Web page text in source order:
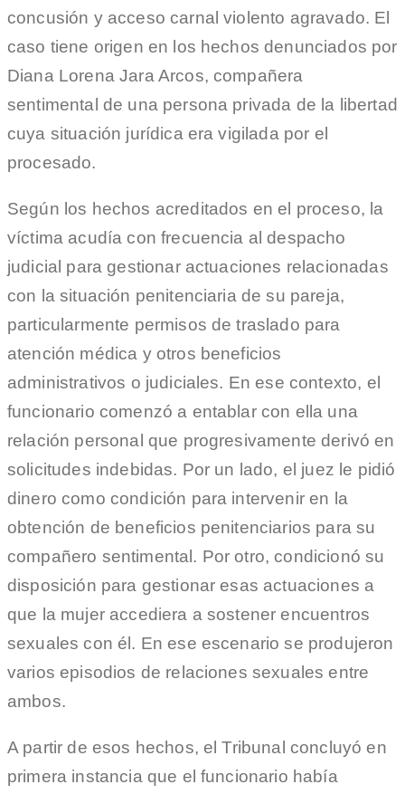
concusión y acceso carnal violento agravado. El
caso tiene origen en los hechos denunciados por
Diana Lorena Jara Arcos, compañera
sentimental de una persona privada de la libertad
cuya situación jurídica era vigilada por el
procesado.
Según los hechos acreditados en el proceso, la
víctima acudía con frecuencia al despacho
judicial para gestionar actuaciones relacionadas
con la situación penitenciaria de su pareja,
particularmente permisos de traslado para
atención médica y otros beneficios
administrativos o judiciales. En ese contexto, el
funcionario comenzó a entablar con ella una
relación personal que progresivamente derivó en
solicitudes indebidas. Por un lado, el juez le pidió
dinero como condición para intervenir en la
obtención de beneficios penitenciarios para su
compañero sentimental. Por otro, condicionó su
disposición para gestionar esas actuaciones a
que la mujer accediera a sostener encuentros
sexuales con él. En ese escenario se produjeron
varios episodios de relaciones sexuales entre
ambos.
A partir de esos hechos, el Tribunal concluyó en
primera instancia que el funcionario había